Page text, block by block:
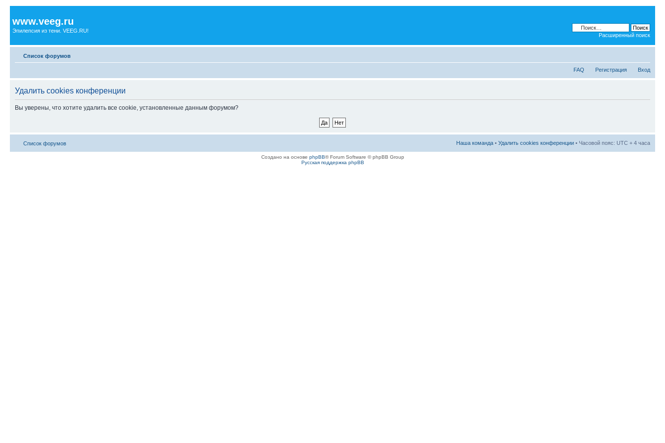
www.veeg.ru
Эпилепсия из тени. VEEG.RU!
Расширенный поиск
Список форумов
FAQ Регистрация Вход
Удалить cookies конференции
Вы уверены, что хотите удалить все cookie, установленные данным форумом?
Список форумов Наша команда • Удалить cookies конференции • Часовой пояс: UTC + 4 часа
Создано на основе phpBB® Forum Software © phpBB Group
Русская поддержка phpBB